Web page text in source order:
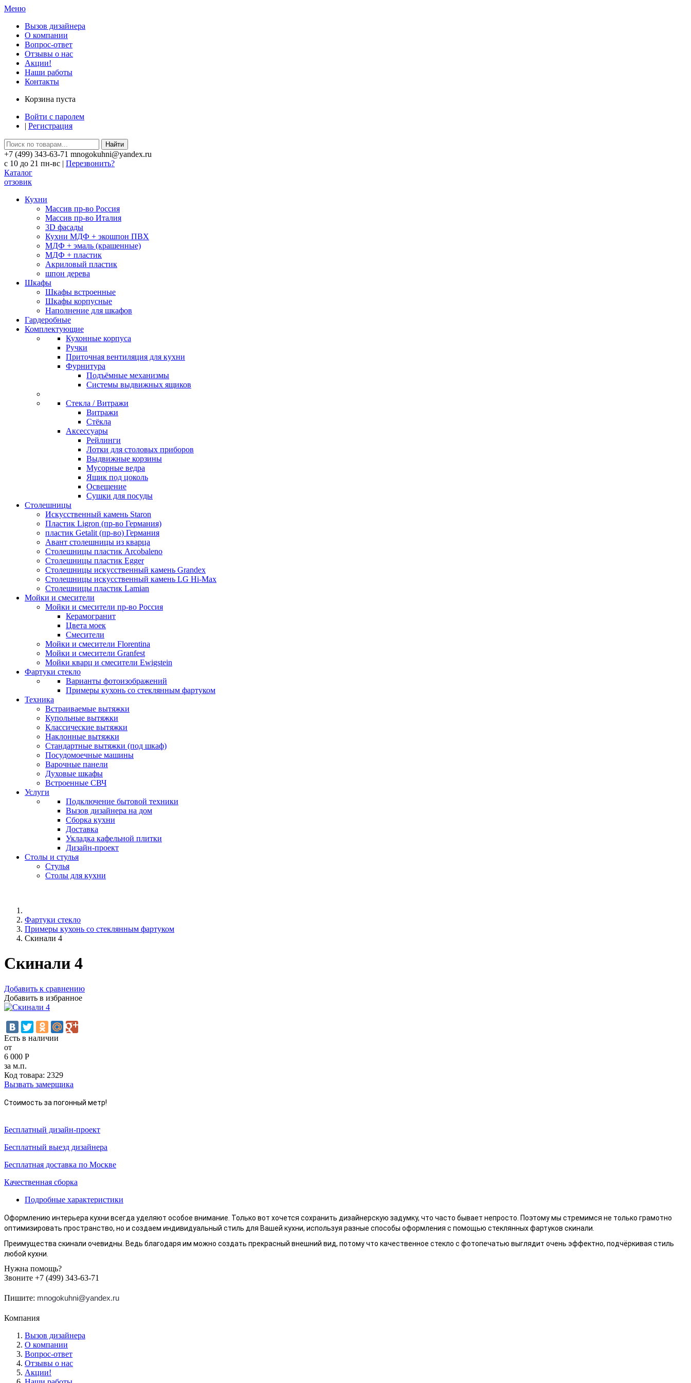
Меню
Вызов дизайнера
О компании
Вопрос-ответ
Отзывы о нас
Акции!
Наши работы
Контакты
Корзина пуста
Войти с паролем
| Регистрация
Найти
+7 (499) 343-63-71 mnogokuhni@yandex.ru
c 10 до 21 пн-вс | Перезвонить?
Каталог
отзовик
Кухни
Массив пр-во Россия
Массив пр-во Италия
3D фасады
Кухни МДФ + экошпон ПВХ
МДФ + эмаль (крашенные)
МДФ + пластик
Акриловый пластик
шпон дерева
Шкафы
Шкафы встроенные
Шкафы корпусные
Наполнение для шкафов
Гардеробные
Комплектующие
Кухонные корпуса
Ручки
Приточная вентиляция для кухни
Фурнитура
Подъёмные механизмы
Системы выдвижных ящиков
Стекла / Витражи
Витражи
Стёкла
Аксессуары
Рейлинги
Лотки для столовых приборов
Выдвижные корзины
Мусорные ведра
Ящик под цоколь
Освещение
Сушки для посуды
Столешницы
Искусственный камень Staron
Пластик Ligron (пр-во Германия)
пластик Getalit (пр-во) Германия
Авант столешницы из кварца
Столешницы пластик Arcobaleno
Столешницы пластик Egger
Столешницы искусственный камень Grandex
Столешницы искусственный камень LG Hi-Max
Столешницы пластик Lamian
Мойки и смесители
Мойки и смесители пр-во Россия
Керамогранит
Цвета моек
Смесители
Мойки и смесители Florentina
Мойки и смесители Granfest
Мойки кварц и смесители Ewigstein
Фартуки стекло
Варианты фотоизображений
Примеры кухонь со стеклянным фартуком
Техника
Встраиваемые вытяжки
Купольные вытяжки
Классические вытяжки
Наклонные вытяжки
Стандартные вытяжки (под шкаф)
Посудомоечные машины
Варочные панели
Духовые шкафы
Встроенные СВЧ
Услуги
Подключение бытовой техники
Вызов дизайнера на дом
Сборка кухни
Доставка
Укладка кафельной плитки
Дизайн-проект
Столы и стулья
Стулья
Столы для кухни
Фартуки стекло
Примеры кухонь со стеклянным фартуком
Скинали 4
Скинали 4
Добавить к сравнению
Добавить в избранное
Есть в наличии
от
6 000 Р
за м.п.
Код товара: 2329
Вызвать замерщика
Стоимость за погонный метр!
Бесплатный дизайн-проект
Бесплатный выезд дизайнера
Бесплатная доставка по Москве
Качественная сборка
Подробные характеристики
Оформлению интерьера кухни всегда уделяют особое внимание. Только вот хочется сохранить дизайнерскую задумку, что часто бывает непросто. Поэтому мы стремимся не только грамотно
оптимизировать пространство, но и создаем индивидуальный стиль для Вашей кухни, используя разные способы оформления с помощью стеклянных фартуков скинали.
Преимущества скинали очевидны. Ведь благодаря им можно создать прекрасный внешний вид, потому что качественное стекло с фотопечатью выглядит очень эффектно, подчёркивая стиль
любой кухни.
Нужна помощь?
Звоните +7 (499) 343-63-71
Пишите: mnogokuhni@yandex.ru
Компания
Вызов дизайнера
О компании
Вопрос-ответ
Отзывы о нас
Акции!